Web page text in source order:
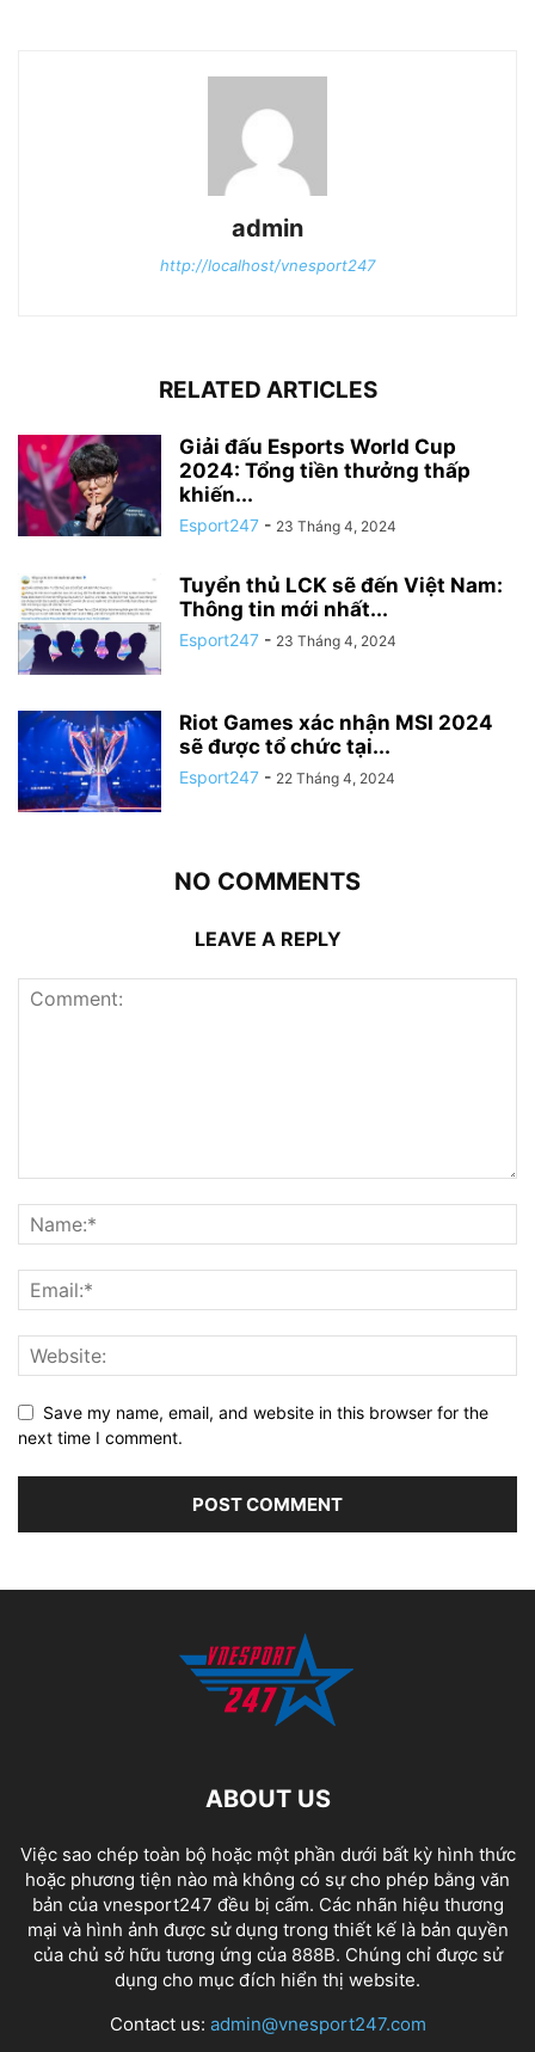
admin
http://localhost/vnesport247
RELATED ARTICLES
Giải đấu Esports World Cup
2024: Tổng tiền thưởng thấp
khiến...
Esport247 - 23 Tháng 4, 2024
Tuyển thủ LCK sẽ đến Việt Nam:
Thông tin mới nhất...
Esport247 - 23 Tháng 4, 2024
Riot Games xác nhận MSI 2024
sẽ được tổ chức tại...
Esport247 - 22 Tháng 4, 2024
NO COMMENTS
LEAVE A REPLY
Save my name, email, and website in this browser for the
next time I comment.
ABOUT US
Việc sao chép toàn bộ hoặc một phần dưới bất kỳ hình thức
hoặc phương tiện nào mà không có sự cho phép bằng văn
bản của vnesport247 đều bị cấm. Các nhãn hiệu thương
mại và hình ảnh được sử dụng trong thiết kế là bản quyền
của chủ sở hữu tương ứng của 888B. Chúng chỉ được sử
dụng cho mục đích hiển thị website.
Contact us: admin@vnesport247.com